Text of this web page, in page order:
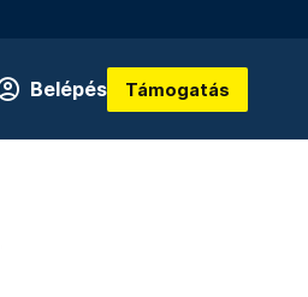
Belépés Támogatás